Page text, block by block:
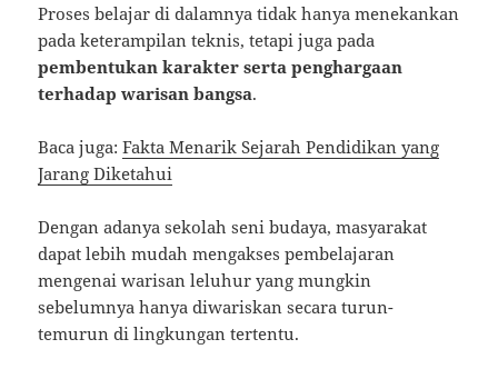
Proses belajar di dalamnya tidak hanya menekankan
pada keterampilan teknis, tetapi juga pada
pembentukan karakter serta penghargaan
terhadap warisan bangsa.
Baca juga:Fakta Menarik Sejarah Pendidikan yang
Jarang Diketahui
Dengan adanya sekolah seni budaya, masyarakat
dapat lebih mudah mengakses pembelajaran
mengenai warisan leluhur yang mungkin
sebelumnya hanya diwariskan secara turun-
temurun di lingkungan tertentu.